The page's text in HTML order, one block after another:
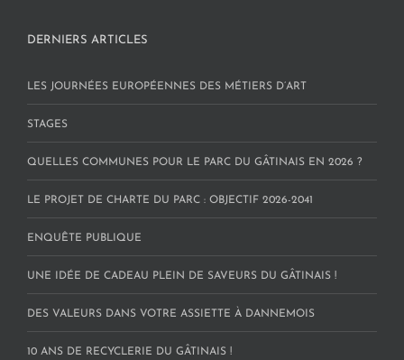
DERNIERS ARTICLES
LES JOURNÉES EUROPÉENNES DES MÉTIERS D’ART
STAGES
QUELLES COMMUNES POUR LE PARC DU GÂTINAIS EN 2026 ?
LE PROJET DE CHARTE DU PARC : OBJECTIF 2026-2041
ENQUÊTE PUBLIQUE
UNE IDÉE DE CADEAU PLEIN DE SAVEURS DU GÂTINAIS !
DES VALEURS DANS VOTRE ASSIETTE À DANNEMOIS
10 ANS DE RECYCLERIE DU GÂTINAIS !